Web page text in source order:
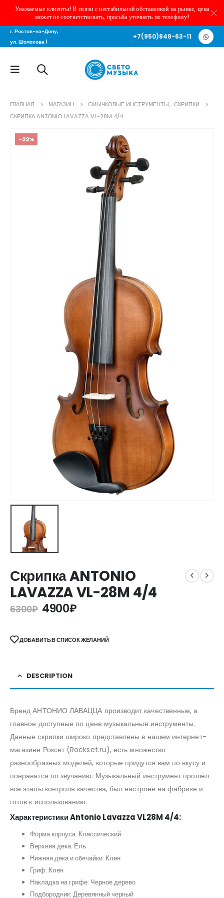
Уважаемые клиенты! В связи с нестабильной обстановкой на рынке, цена
может не соответствовать, просьба уточнять по телефону!
г. Ростов-на-Дону,
ул. Шолохова 1
+7(950)848-63-11
ГЛАВНАЯ МАГАЗИН СМЫЧКОВЫЕ ИНСТРУМЕНТЫ, СКРИПКИ
СКРИПКА ANTONIO LAVAZZA VL-28M 4/4
-22%
Скрипка ANTONIO
LAVAZZA VL-28M 4/4
6300₽ 4900₽
ДОБАВИТЬ В СПИСОК ЖЕЛАНИЙ
DESCRIPTION
Бренд АНТОНИО ЛАВАЦЦА производит качественные, а
главное доступные по цене музыкальные инструменты.
Данные скрипки широко представлены в нашем интернет-
магазине Роксет (Rockset.ru), есть множество
разнообразных моделей, которые придутся вам по вкусу и
понравятся по звучанию. Музыкальный инструмент прошёл
все этапы контроля качества, был настроен на фабрике и
готов к использованию.
Характеристики Antonio Lavazza VL28M 4/4:
Форма корпуса: Классический
Верхняя дека: Ель
Нижняя дека и обечайки: Клен
Гриф: Клен
Накладка на грифе: Черное дерево
Подбородник: Деревянный черный